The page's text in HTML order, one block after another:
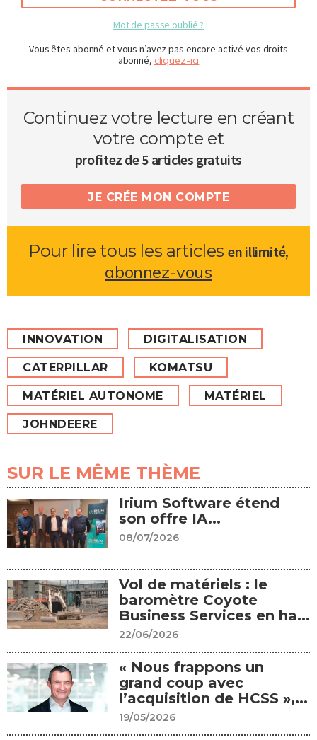
Mot de passe oublié ?
Vous êtes abonné et vous n’avez pas encore activé vos droits
abonné, cliquez-ici
Continuez votre lecture en créant
votre compte et
profitez de 5 articles gratuits
JE CRÉE MON COMPTE
Pour lire tous les articlesen illimité,
abonnez-vous
INNOVATION DIGITALISATION
CATERPILLAR KOMATSU
MATÉRIEL AUTONOME MATÉRIEL
JOHNDEERE
SUR LE MÊME THÈME
Irium Software étend
son offre IA...
08/07/2026
Vol de matériels : le
baromètre Coyote
Business Services en ha...
22/06/2026
« Nous frappons un
grand coup avec
l’acquisition de HCSS »,...
19/05/2026